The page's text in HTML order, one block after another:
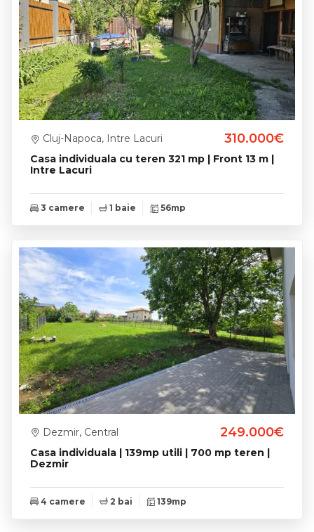
Casa individuala cu teren 321 mp | Front 13 m |
Intre Lacuri
Cluj-Napoca, Intre Lacuri 310.000€
3 camere 1 baie 56mp
Casa individuala | 139mp utili | 700 mp teren |
Dezmir
Dezmir, Central 249.000€
4 camere 2 bai 139mp